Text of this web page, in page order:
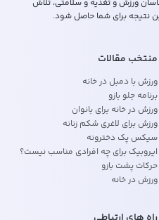
ورزش و تغذیه و سلامتی، تلاش
نتیجه برای شما حاصل شود.
منتخب مقالات
ورزش با دمبل در خانه
برنامه جلو بازو
ورزش در خانه برای بانوان
ورزش برای لاغری شکم زنانه
سیکس پک دخترونه
ایروبیک برای چه افرادی مناسب نیست؟
حرکات پشت بازو
ورزش در خانه